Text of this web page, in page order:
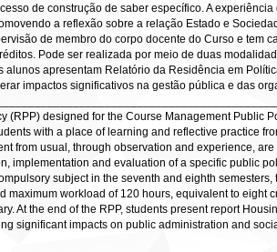
de construção de saber específico. A
a reflexão sobre a relação Estado e
de membro do corpo docente do Curso e
Pode ser realizada por meio de duas
alunos apresentam Relatório da Residência em
impactos significativos na gestão pública e das
(RPP) designed for the Course Management Public
with a place of learning and reflective practice
from usual, through observation and experience,
implementation and evaluation of a specific public
subject in the seventh and eighth
maximum workload of 120 hours, equivalent to
At the end of the RPP, students present report
significant impacts on public administration and